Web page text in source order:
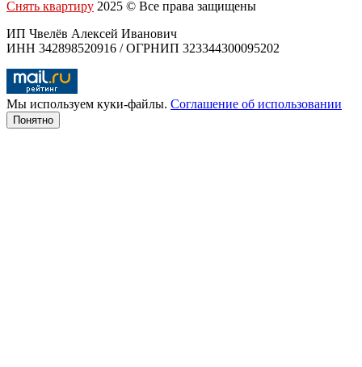
Снять квартиру 2025 © Все права защищены
ИП Чвелёв Алексей Иванович
ИНН 342898520916 / ОГРНИП 323344300095202
Мы используем куки-файлы. Соглашение об использовании
Понятно